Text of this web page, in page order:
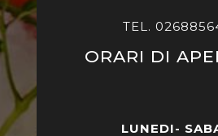
TEL.
ORARI DI
LUNEDI-